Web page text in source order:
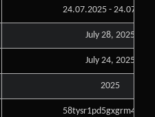
24.07.2025 -
July 28, 2025
July 24, 2025
2025